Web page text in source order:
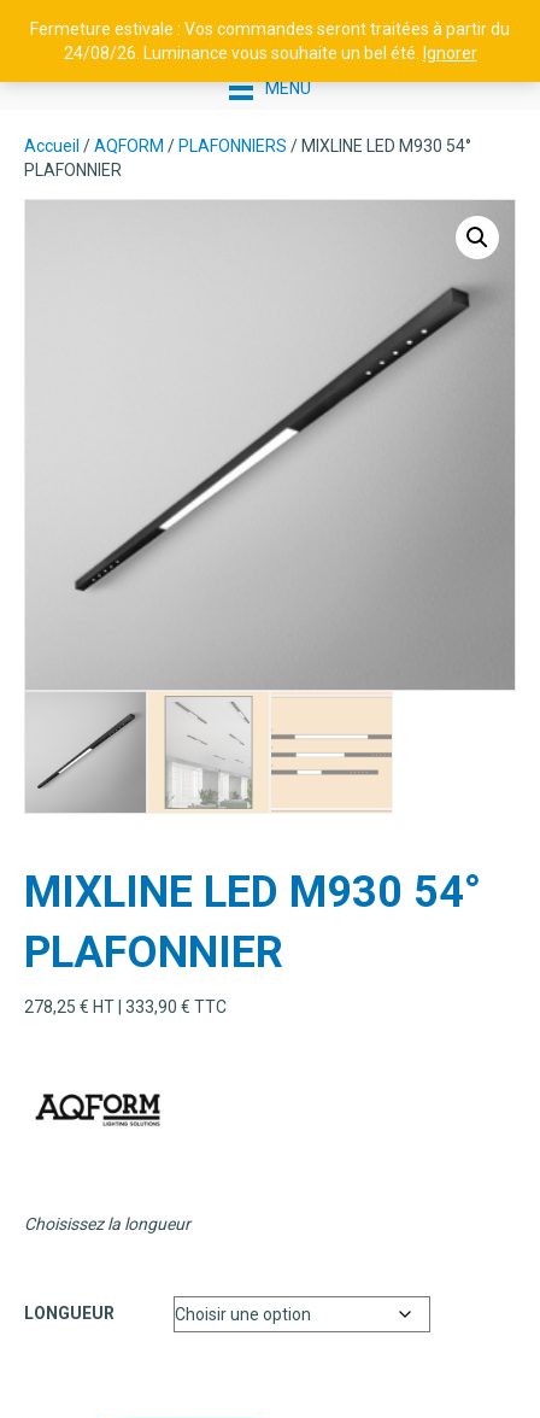
Fermeture estivale : Vos commandes seront traitées à partir du
24/08/26. Luminance vous souhaite un bel été.
Ignorer
PLILIER EN ALUMINIUM AVEC
PRISE GREEN'UP H1100
SYM/ASYM - TETRA N°4 -
BLANC, SYMÉTRIQUE
1030,38
MENU
Accueil /AQFORM / PLAFONNIERS / MIXLINE LED M930 54°
PLAFONNIER
MIXLINE LED M930 54°
PLAFONNIER
278,25 € HT | 333,90 € TTC
Choisissez la longueur
LONGUEUR